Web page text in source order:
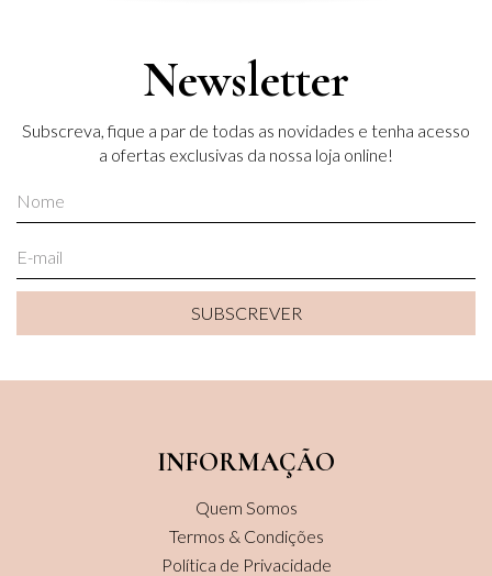
Newsletter
Subscreva, fique a par de todas as novidades e tenha acesso
a ofertas exclusivas da nossa loja online!
SUBSCREVER
INFORMAÇÃO
Quem Somos
Termos & Condições
Política de Privacidade